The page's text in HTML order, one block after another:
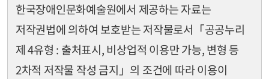
한국장애인문화예술원에서 제공하는 자료는
저작권법에 의하여 보호받는 저작물로서 「공공누리
제 4유형 : 출처표시, 비상업적 이용만 가능, 변형 등
2차적 저작물 작성 금지」의 조건에 따라 이용이